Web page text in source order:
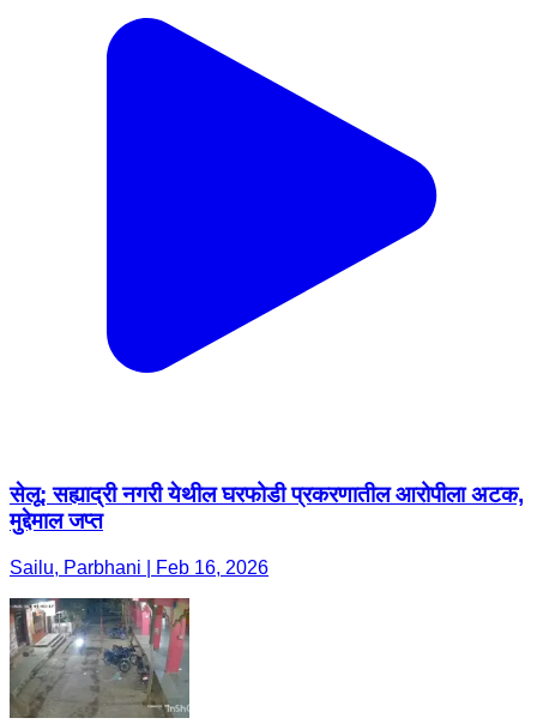
सेलू: सह्याद्री नगरी येथील घरफोडी प्रकरणातील आरोपीला अटक,
मुद्देमाल जप्त
Sailu, Parbhani | Feb 16, 2026